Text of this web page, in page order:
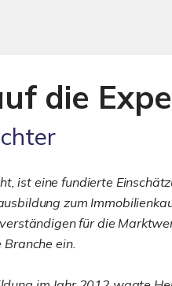
die
ist eine fundierte
zum
für die
ein.